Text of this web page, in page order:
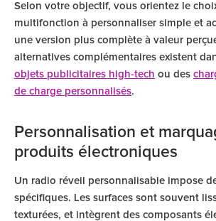
Selon votre objectif, vous orientez le
multifonction à personnaliser simple et
une version plus complète à valeur
alternatives complémentaires existent
objets publicitaires high-tech ou des
de charge personnalisés.
Personnalisation et
produits électroniques
Un radio réveil personnalisable impose
spécifiques. Les surfaces sont souvent
texturées, et intègrent des composants